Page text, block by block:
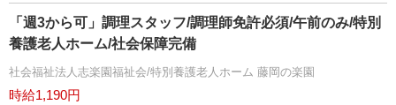
「週3から可」調理スタッフ/調理師免許必須/午前のみ/特別
養護老人ホーム/社会保障完備
社会福祉法人志楽園福祉会/特別養護老人ホーム 藤岡の楽園
時給1,190円